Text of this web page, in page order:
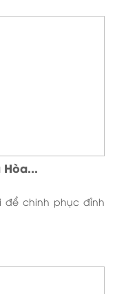
để chinh phục đỉnh